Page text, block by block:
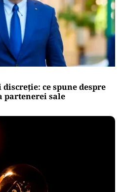
ce spune despre
partenerei sale